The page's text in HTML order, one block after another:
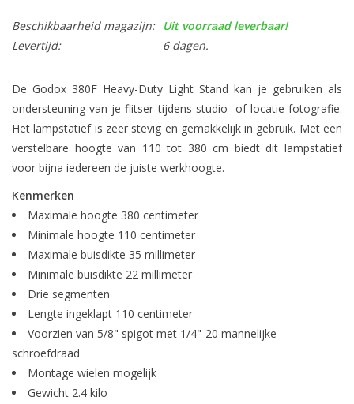
Beschikbaarheid magazijn:
Uit voorraad leverbaar!
Levertijd:
6 dagen.
De Godox 380F Heavy-Duty Light Stand kan je gebruiken als
ondersteuning van je flitser tijdens studio- of locatie-fotografie.
Het lampstatief is zeer stevig en gemakkelijk in gebruik. Met een
verstelbare hoogte van 110 tot 380 cm biedt dit lampstatief
voor bijna iedereen de juiste werkhoogte.
Kenmerken
Maximale hoogte 380 centimeter
Minimale hoogte 110 centimeter
Maximale buisdikte 35 millimeter
Minimale buisdikte 22 millimeter
Drie segmenten
Lengte ingeklapt 110 centimeter
Voorzien van 5/8" spigot met 1/4"-20 mannelijke
schroefdraad
Montage wielen mogelijk
Gewicht 2.4 kilo